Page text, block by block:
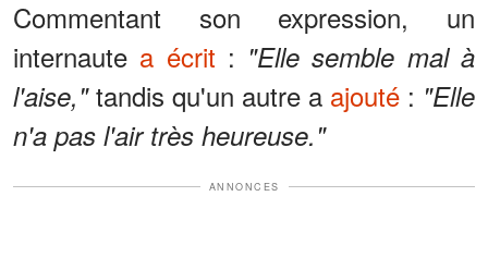
Commentant son expression, un
internaute a écrit : "Elle semble mal à
l'aise,"tandis qu'un autre a ajouté : "Elle
n'a pas l'air très heureuse."
ANNONCES